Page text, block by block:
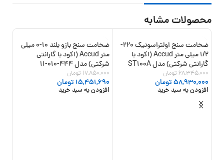
محصولات مشابه
-14%
ضخامت سنج اولتراسونیک 220-
1/2 میلی متر Accud (اکود با
گارانتی شرکتی) مدل ST100A
68,345,000تومان
58,930,000تومان
افزودن به سبد خرید
-13%
ضخامت سنج بازو بلند 10-0 میلی
متر Accud (اکود با گارانتی
شرکتی) مدل 444-010-11
17,850,000تومان
15,451,690 تومان
افزودن به سبد خرید